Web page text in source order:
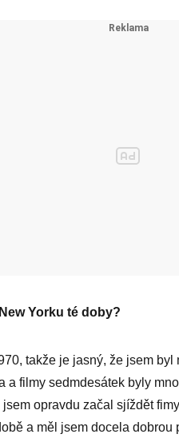
Yorku té doby?
takže je jasný, že jsem
a filmy sedmdesátek byly
opravdu začal sjíždět
a měl jsem docela dobrou